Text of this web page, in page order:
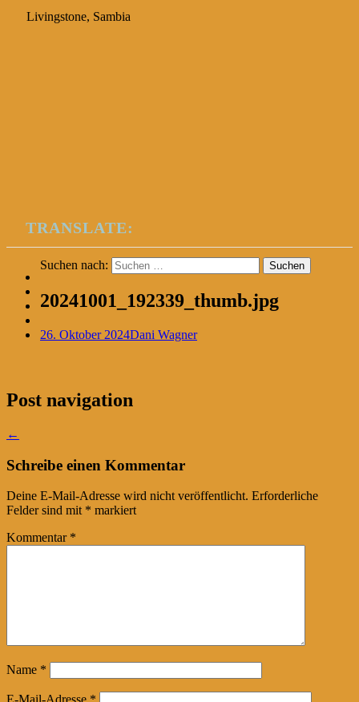
Livingstone, Sambia
TRANSLATE:
Suchen nach:
20241001_192339_thumb.jpg
26. Oktober 2024Dani Wagner
Post navigation
←
Schreibe einen Kommentar
Deine E-Mail-Adresse wird nicht veröffentlicht. Erforderliche
Felder sind mit * markiert
Kommentar *
Name *